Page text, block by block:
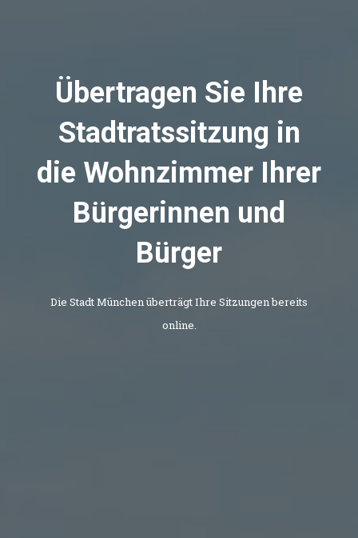
Übertragen Sie Ihre
Stadtratssitzung in
die Wohnzimmer Ihrer
Bürgerinnen und
Bürger
Die Stadt München überträgt Ihre Sitzungen bereits
online.